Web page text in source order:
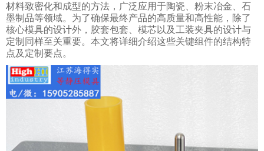
材料致密化和成型的方法，广泛应用于陶瓷、粉末冶金、石
墨制品等领域。为了确保最终产品的高质量和高性能，除了
核心模具的设计外，胶套包套、模芯以及工装夹具的设计与
定制同样至关重要。本文将详细介绍这些关键组件的结构特
点及定制要点。